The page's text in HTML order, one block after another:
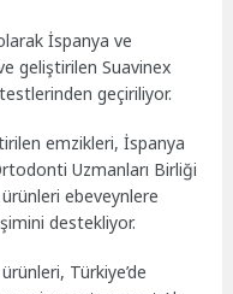
İspanya ve
geliştirilen Suavinex
geçiriliyor.
emzikleri, İspanya
Uzmanları Birliği
ebeveynlere
destekliyor.
Türkiye’de